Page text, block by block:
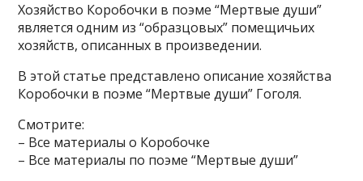
Хозяйство Коробочки в поэме “Мертвые души”
является одним из “образцовых” помещичьих
хозяйств, описанных в произведении.
В этой статье представлено описание хозяйства
Коробочки в поэме “Мертвые души” Гоголя.
Смотрите:
– Все материалы о Коробочке
– Все материалы по поэме “Мертвые души”